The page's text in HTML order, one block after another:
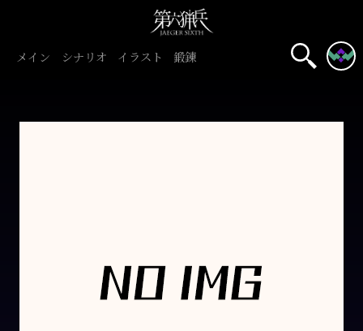
メイン シナリオ イラスト 鍛錬